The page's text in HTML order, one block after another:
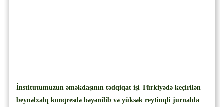
İnstitutumuzun əməkdaşının tədqiqat işi Türkiyədə keçirilən
beynəlxalq konqresdə bəyənilib və yüksək reytinqli jurnalda